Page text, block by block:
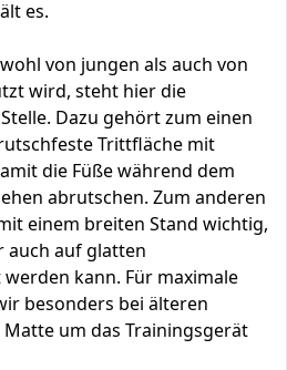
es.
von jungen als auch von
wird, steht hier die
Dazu gehört zum einen
Trittfläche mit
die Füße während dem
abrutschen. Zum anderen
einem breiten Stand wichtig,
auch auf glatten
kann. Für maximale
besonders bei älteren
um das Trainingsgerät